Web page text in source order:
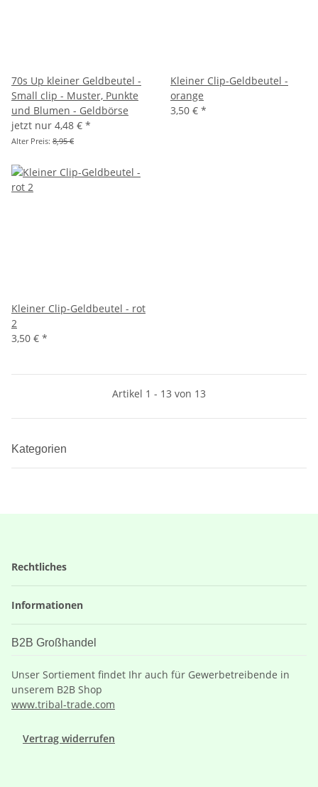
70s Up kleiner Geldbeutel -
Small clip - Muster, Punkte
und Blumen - Geldbörse
jetzt nur 4,48 € *
Alter Preis: 8,95 €
Kleiner Clip-Geldbeutel -
orange
3,50 € *
Kleiner Clip-Geldbeutel - rot
2
3,50 € *
Artikel 1 - 13 von 13
Kategorien
Rechtliches
Informationen
B2B Großhandel
Unser Sortiement findet Ihr auch für Gewerbetreibende in
unserem B2B Shop
www.tribal-trade.com
Vertrag widerrufen